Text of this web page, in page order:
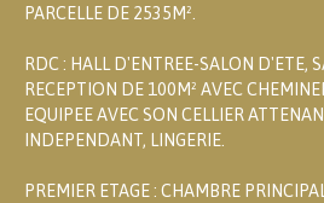
PARCELLE DE 2535M².
RDC : HALL D'ENTREE-SALON D'ETE,
RECEPTION DE 100M² AVEC
EQUIPEE AVEC SON CELLIER
INDEPENDANT, LINGERIE.
PREMIER ETAGE : CHAMBRE